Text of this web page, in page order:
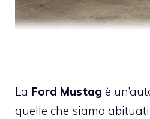
La Ford Mustag è
quelle che siamo